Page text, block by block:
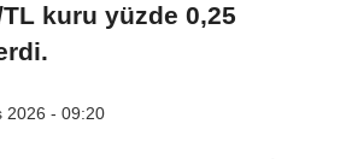
kuru yüzde 0,25
2026 - 09:20